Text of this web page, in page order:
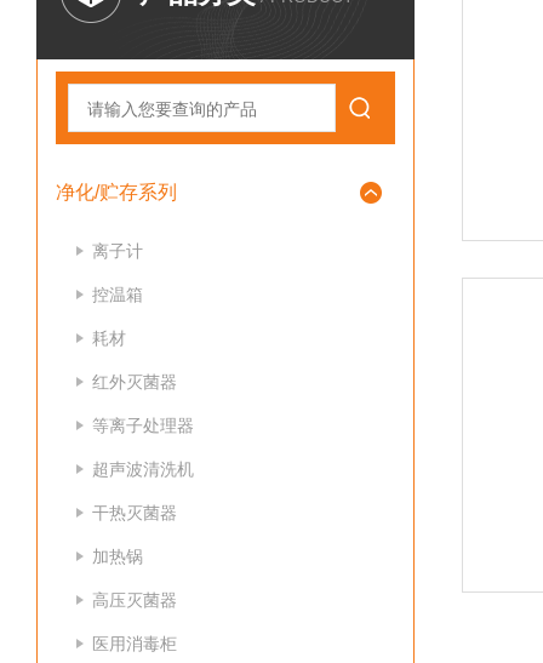
净化/贮存系列
离子计
控温箱
耗材
红外灭菌器
等离子处理器
超声波清洗机
干热灭菌器
加热锅
高压灭菌器
医用消毒柜